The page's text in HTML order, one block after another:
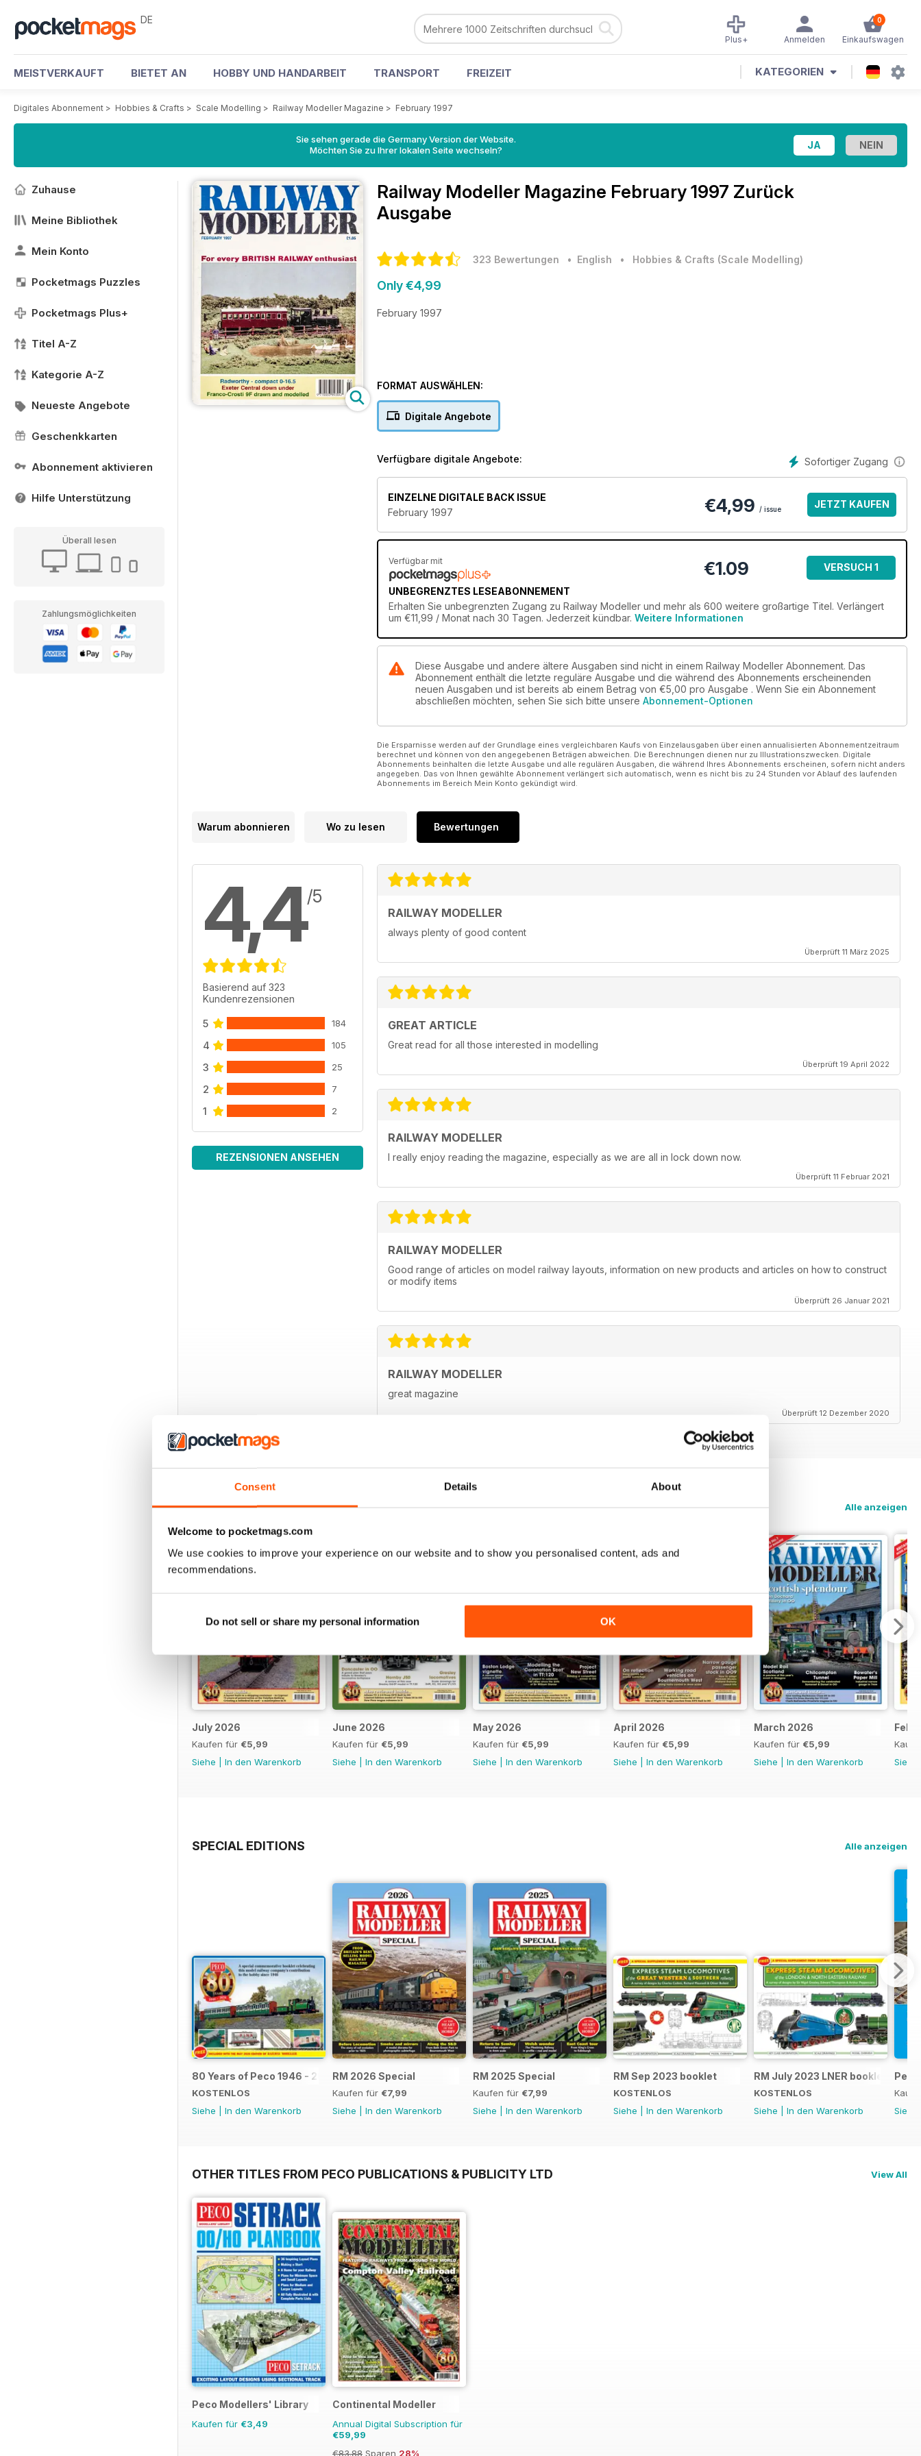
Consent Details About
Welcome to pocketmags.com
We use cookies to improve your experience on our website and to show you personalised content, ads and
recommendations.
Do not sell or share my personal information OK
DE 0
Einkaufswagen
Anmelden
Plus+
MEISTVERKAUFT BIETET AN HOBBY UND HANDARBEIT TRANSPORT FREIZEIT KATEGORIEN
Digitales Abonnement > Hobbies & Crafts > Scale Modelling > Railway Modeller Magazine > February 1997
Sie sehen gerade die Germany Version der Website.
Möchten Sie zu Ihrer lokalen Seite wechseln?
Zuhause
Meine Bibliothek
Mein Konto
Pocketmags Puzzles
Pocketmags Plus+
Titel A-Z
Kategorie A-Z
Neueste Angebote
Geschenkkarten
Abonnement aktivieren
Hilfe Unterstützung
Überall lesen
Zahlungsmöglichkeiten
Railway Modeller Magazine February 1997 Zurück
Ausgabe
323 Bewertungen • English • Hobbies & Crafts (Scale Modelling)
Only €4,99
February 1997
FORMAT AUSWÄHLEN:
Digitale Angebote
Sofortiger Zugang
Verfügbare digitale Angebote:
EINZELNE DIGITALE BACK ISSUE
February 1997
€4,99 / issue JETZT KAUFEN
Verfügbar mit
UNBEGRENZTES LESEABONNEMENT
€1.09
VERSUCH 1
Erhalten Sie unbegrenzten Zugang zu Railway Modeller und mehr als 600 weitere großartige Titel. Verlängert
um €11,99 / Monat nach 30 Tagen. Jederzeit kündbar. Weitere Informationen
Diese Ausgabe und andere ältere Ausgaben sind nicht in einem Railway Modeller Abonnement. Das
Abonnement enthält die letzte reguläre Ausgabe und die während des Abonnements erscheinenden
neuen Ausgaben und ist bereits ab einem Betrag von €5,00 pro Ausgabe . Wenn Sie ein Abonnement
abschließen möchten, sehen Sie sich bitte unsere Abonnement-Optionen
Die Ersparnisse werden auf der Grundlage eines vergleichbaren Kaufs von Einzelausgaben über einen annualisierten Abonnementzeitraum
berechnet und können von den angegebenen Beträgen abweichen. Die Berechnungen dienen nur zu Illustrationszwecken. Digitale
Abonnements beinhalten die letzte Ausgabe und alle regulären Ausgaben, die während Ihres Abonnements erscheinen, sofern nicht anders
angegeben. Das von Ihnen gewählte Abonnement verlängert sich automatisch, wenn es nicht bis zu 24 Stunden vor Ablauf des laufenden
Abonnements im Bereich Mein Konto gekündigt wird.
Warum abonnieren Wo zu lesen Bewertungen
4,4/5
Basierend auf 323
Kundenrezensionen
5 184
4 105
3 25
2 7
1 2
REZENSIONEN ANSEHEN
RAILWAY MODELLER
always plenty of good content
Überprüft 11 März 2025
GREAT ARTICLE
Great read for all those interested in modelling
Überprüft 19 April 2022
RAILWAY MODELLER
I really enjoy reading the magazine, especially as we are all in lock down now.
Überprüft 11 Februar 2021
RAILWAY MODELLER
Good range of articles on model railway layouts, information on new products and articles on how to construct
or modify items
Überprüft 26 Januar 2021
RAILWAY MODELLER
great magazine
Überprüft 12 Dezember 2020
BACK EDITIONS Alle anzeigen
July 2026
Kaufen für €5,99
Siehe
In den Warenkorb
June 2026
Kaufen für €5,99
Siehe
In den Warenkorb
May 2026
Kaufen für €5,99
Siehe
In den Warenkorb
April 2026
Kaufen für €5,99
Siehe
In den Warenkorb
March 2026
Kaufen für €5,99
Siehe
In den Warenkorb
Siehe
SPECIAL EDITIONS Alle anzeigen
80 Years of Peco 1946 - 2026
KOSTENLOS
Siehe
In den Warenkorb
RM 2026 Special
Kaufen für €7,99
Siehe
In den Warenkorb
RM 2025 Special
Kaufen für €7,99
Siehe
In den Warenkorb
RM Sep 2023 booklet
KOSTENLOS
Siehe
In den Warenkorb
RM July 2023 LNER booklet
KOSTENLOS
Siehe
In den Warenkorb
Siehe
OTHER TITLES FROM PECO PUBLICATIONS & PUBLICITY LTD View All
Peco Modellers' Library
Kaufen für €3,49
Continental Modeller
Annual Digital Subscription für
€59,99
€83.88 Sparen 28%